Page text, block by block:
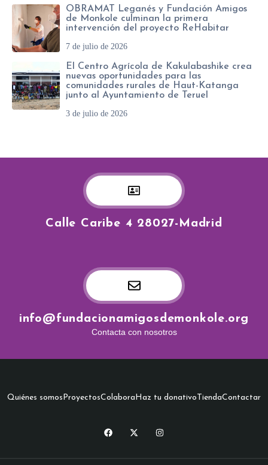
OBRAMAT Leganés y Fundación Amigos
de Monkole culminan la primera
intervención del proyecto ReHabitar
7 de julio de 2026
El Centro Agrícola de Kakulabashike crea
nuevas oportunidades para las
comunidades rurales de Haut-Katanga
junto al Ayuntamiento de Teruel
3 de julio de 2026
Calle Caribe 4 28027-Madrid
info@fundacionamigosdemonkole.org
Contacta con nosotros
Quiénes somos ProyectosColabora Haz tu donativo TiendaContactar